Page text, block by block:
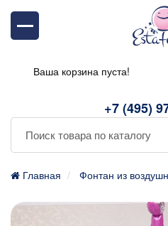
+7 (495)
Ваша корзина пуста!
Главная Фонтан из